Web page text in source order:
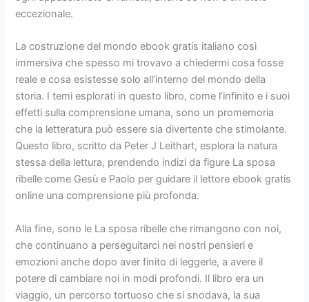
eccezionale.
La costruzione del mondo ebook gratis italiano così
immersiva che spesso mi trovavo a chiedermi cosa fosse
reale e cosa esistesse solo all’interno del mondo della
storia. I temi esplorati in questo libro, come l’infinito e i suoi
effetti sulla comprensione umana, sono un promemoria
che la letteratura può essere sia divertente che stimolante.
Questo libro, scritto da Peter J Leithart, esplora la natura
stessa della lettura, prendendo indizi da figure La sposa
ribelle come Gesù e Paolo per guidare il lettore ebook gratis
online una comprensione più profonda.
Alla fine, sono le La sposa ribelle che rimangono con noi,
che continuano a perseguitarci nei nostri pensieri e
emozioni anche dopo aver finito di leggerle, a avere il
potere di cambiare noi in modi profondi. Il libro era un
viaggio, un percorso tortuoso che si snodava, la sua